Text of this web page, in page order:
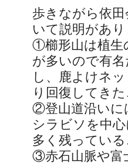
歩きながら依
いて説明があり
①櫛形山は植生
が多いので有
し、鹿よけネ
り回復してきた
②登山道沿いに
シラビソを中
多く残っている
③赤石山脈や富